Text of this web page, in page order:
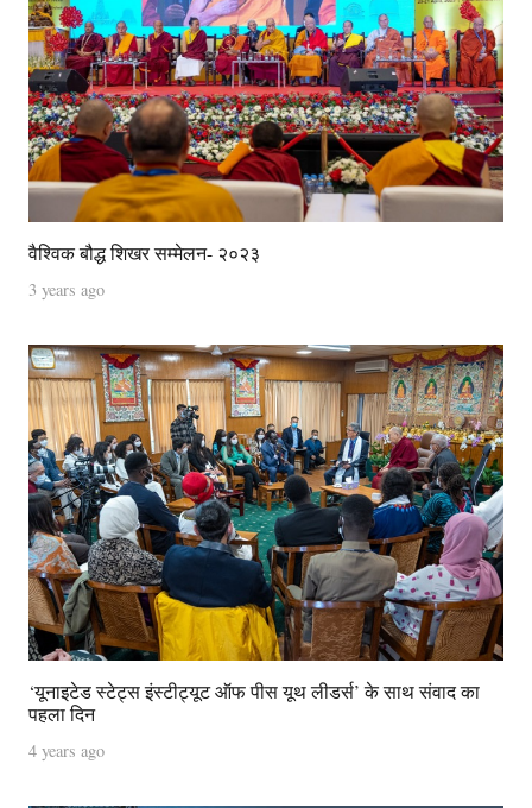
वैश्विक बौद्ध शिखर सम्मेलन- २०२३
3 years ago
‘यूनाइटेड स्टेट्स इंस्टीट्यूट ऑफ पीस यूथ लीडर्स’ के साथ संवाद का
पहला दिन
4 years ago